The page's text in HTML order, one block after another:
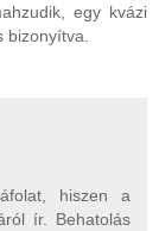
egy kvázi
hiszen a
ír. Behatolás